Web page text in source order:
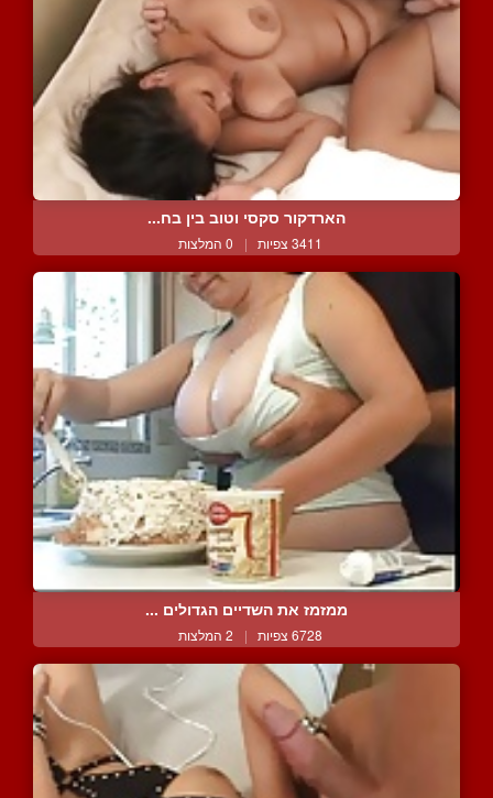
הארדקור סקסי וטוב בין בח...
3411 צפיות | 0 המלצות
ממזמז את השדיים הגדולים ...
6728 צפיות | 2 המלצות